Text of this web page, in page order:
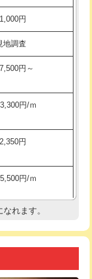
円
円
円
円
円
円
円
円
地調査
円～
円/ｍ
円
円/ｍ
地調査
れます。